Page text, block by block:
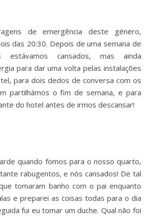
de emergência deste género,
das 20:30. Depois de uma semana de
estávamos cansados, mas ainda
para dar uma volta pelas instalações
para dois dedos de conversa com os
partilhámos o fim de semana, e para
do hotel antes de irmos descansar!
quando fomos para o nosso quarto,
rabugentos, e nós cansados! De tal
tomaram banho com o pai enquanto
e preparei as coisas todas para o dia
fui eu tomar um duche. Qual não foi